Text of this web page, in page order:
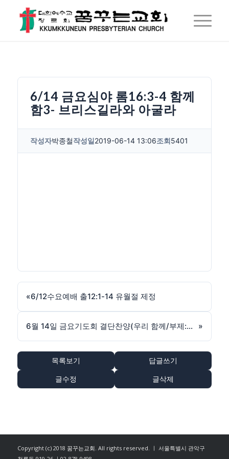
6/14 금요심야 롬16:3-4 함께
함3- 브리스길라와 아굴라
작성자박종철작성일2019-06-14 13:06조회5401
«6/12수요예배 출12:1-14 유월절 제정
6월 14일 금요기도회 결단찬양(우리 함께/부제:하나님께서는) »
목록보기 답글쓰기
글수정 글삭제
Copyright (c) 2018 꿈꾸는교회. All rights reserved. ㅣ 서울특별시 관악구